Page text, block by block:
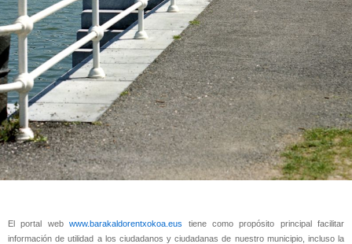
El portal webwww.barakaldorentxokoa.eus tiene como propósito principal facilitar
información de utilidad a los ciudadanos y ciudadanas de nuestro municipio, incluso la